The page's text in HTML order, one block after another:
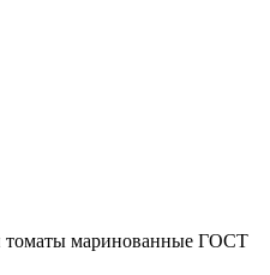
томаты маринованные ГОСТ